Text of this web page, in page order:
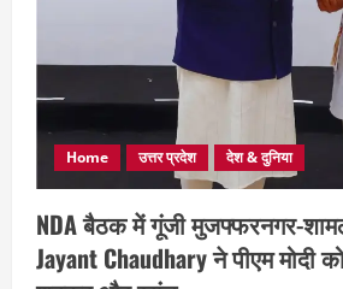
Home उत्तर प्रदेश देश & दुनिया
NDA बैठक में गूंजी मुजफ्फरनगर-
Jayant Chaudhary ने पीएम मोदी